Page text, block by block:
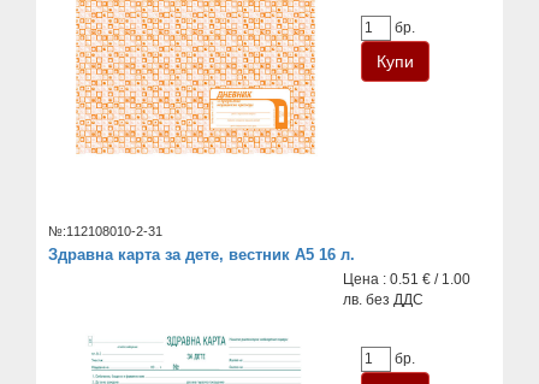
бр.
№:112108010-2-31
Здравна карта за дете, вестник А5 16 л.
Цена : 0.51 € / 1.00
лв. без ДДС
бр.